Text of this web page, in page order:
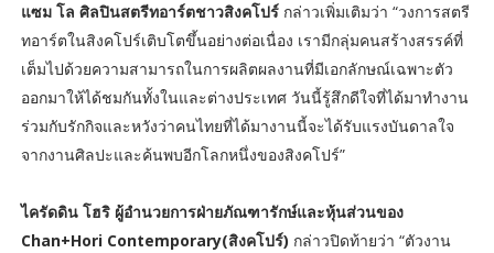
แซม โล ศิลปินสตรีทอาร์ตชาวสิงคโปร์ กล่าวเพิ่มเติมว่า “วงการสตรี
ทอาร์ตในสิงคโปร์เติบโตขึ้นอย่างต่อเนื่อง เรามีกลุ่มคนสร้างสรรค์ที่
เต็มไปด้วยความสามารถในการผลิตผลงานที่มีเอกลักษณ์เฉพาะตัว
ออกมาให้ได้ชมกันทั้งในและต่างประเทศ วันนี้รู้สึกดีใจที่ได้มาทำงาน
ร่วมกับรักกิจและหวังว่าคนไทยที่ได้มางานนี้จะได้รับแรงบันดาลใจ
จากงานศิลปะและค้นพบอีกโลกหนึ่งของสิงคโปร์”
ไครัดดิน โฮริ ผู้อำนวยการฝ่ายภัณฑารักษ์และหุ้นส่วนของ
Chan+Hori Contemporary(สิงคโปร์) กล่าวปิดท้ายว่า “ตัวงาน